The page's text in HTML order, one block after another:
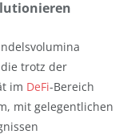
trotz der
im DeFi-Bereich
mit gelegentlichen